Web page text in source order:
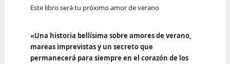
Este libro será tu próximo amor de verano
«Una historia bellísima sobre amores de verano,
mareas imprevistas y un secreto que
permanecerá para siempre en el corazón de los